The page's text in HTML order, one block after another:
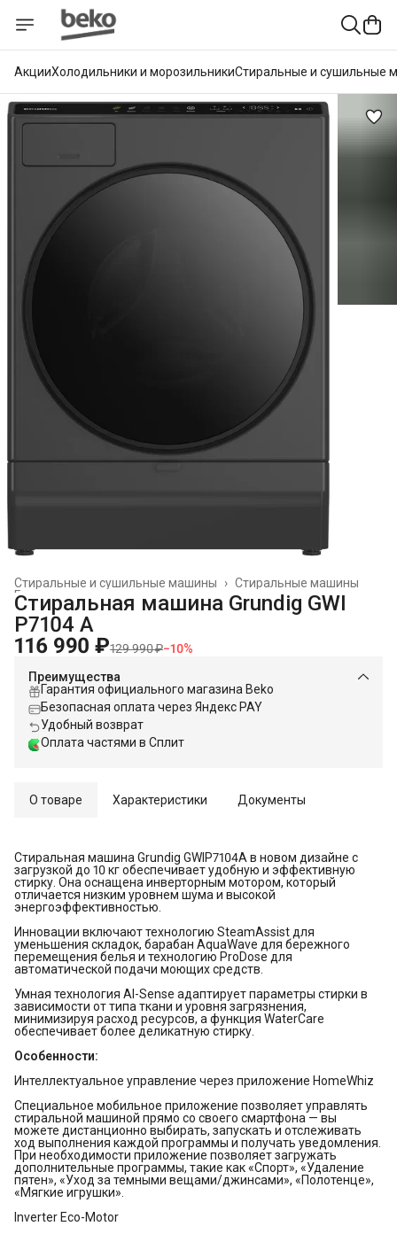
АкцииХолодильники и морозильникиСтиральные и сушильные
Стиральные машины
Стиральные и сушильные машины
›
Главная
Стиральная машина Grundig GWI
P7104 A
116 990 ₽129 990 ₽−10%
Преимущества
Гарантия официального магазина Beko
Безопасная оплата через Яндекс PAY
Удобный возврат
Оплата частями в Сплит
О товаре Характеристики Документы
Стиральная машина Grundig GWIP7104A в новом дизайне с
загрузкой до 10 кг обеспечивает удобную и эффективную
стирку. Она оснащена инверторным мотором, который
отличается низким уровнем шума и высокой
энергоэффективностью.
Инновации включают технологию SteamAssist для
уменьшения складок, барабан AquaWave для бережного
перемещения белья и технологию ProDose для
автоматической подачи моющих средств.
Умная технология AI-Sense адаптирует параметры стирки в
зависимости от типа ткани и уровня загрязнения,
минимизируя расход ресурсов, а функция WaterCare
обеспечивает более деликатную стирку.
Особенности:
Интеллектуальное управление через приложение HomeWhiz
Специальное мобильное приложение позволяет управлять
стиральной машиной прямо со своего смартфона — вы
можете дистанционно выбирать, запускать и отслеживать
ход выполнения каждой программы и получать уведомления.
При необходимости приложение позволяет загружать
дополнительные программы, такие как «Спорт», «Удаление
пятен», «Уход за темными вещами/джинсами», «Полотенце»,
«Мягкие игрушки».
Inverter Eco-Motor